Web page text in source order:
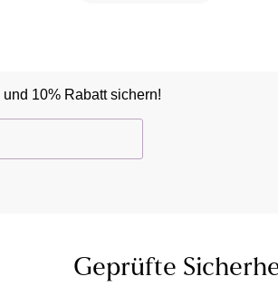
10% Rabatt sichern!
Geprüfte